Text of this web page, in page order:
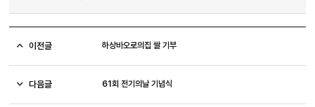
이전글 하상바오로의집 쌀 기부
다음글 61회 전기의날 기념식